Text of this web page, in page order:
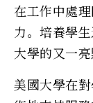
在工作中處
力。培養學
大學的又一亮
美國大學在